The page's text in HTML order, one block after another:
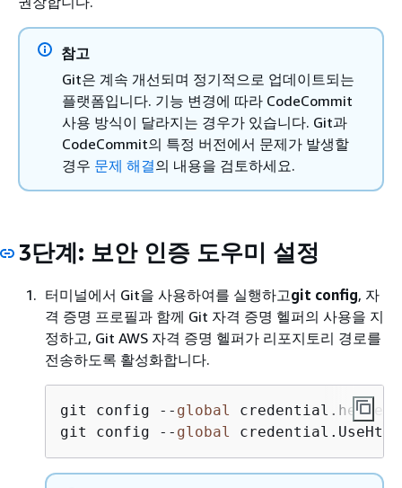
참고
Git은 계속 개선되며 정기적으로 업데이트되는
플랫폼입니다. 기능 변경에 따라 CodeCommit
사용 방식이 달라지는 경우가 있습니다. Git과
CodeCommit의 특정 버전에서 문제가 발생할
경우 문제 해결의 내용을 검토하세요.
3단계: 보안 인증 도우미 설정
터미널에서 Git을 사용하여를 실행하고git config, 자
격 증명 프로필과 함께 Git 자격 증명 헬퍼의 사용을 지
정하고, Git AWS 자격 증명 헬퍼가 리포지토리 경로를
전송하도록 활성화합니다.
git config -- global credential.helper
git config -- global